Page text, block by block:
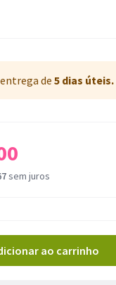
de 5 dias úteis.
sem juros
ao carrinho